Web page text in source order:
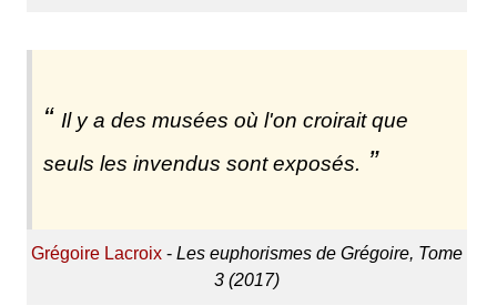
Il y a des musées où l'on croirait que
seuls les invendus sont exposés.
Grégoire Lacroix- Les euphorismes de Grégoire, Tome
3 (2017)